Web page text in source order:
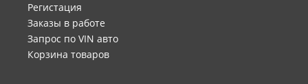
Регистация
Заказы в работе
Запрос по VIN авто
Корзина товаров